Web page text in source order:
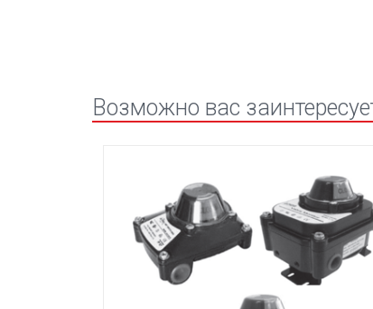
Возможно вас